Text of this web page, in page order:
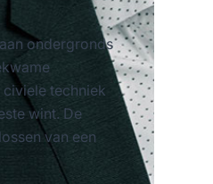
ondergronds
techniek
wint. De
van een